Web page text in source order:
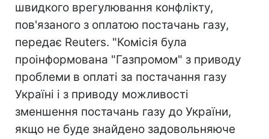
швидкого врегулювання конфлікту,
пов'язаного з оплатою постачань газу,
передає Reuters. "Комісія була
проінформована "Газпромом" з приводу
проблеми в оплаті за постачання газу
Україні і з приводу можливості
зменшення постачань газу до України,
якщо не буде знайдено задовольняюче